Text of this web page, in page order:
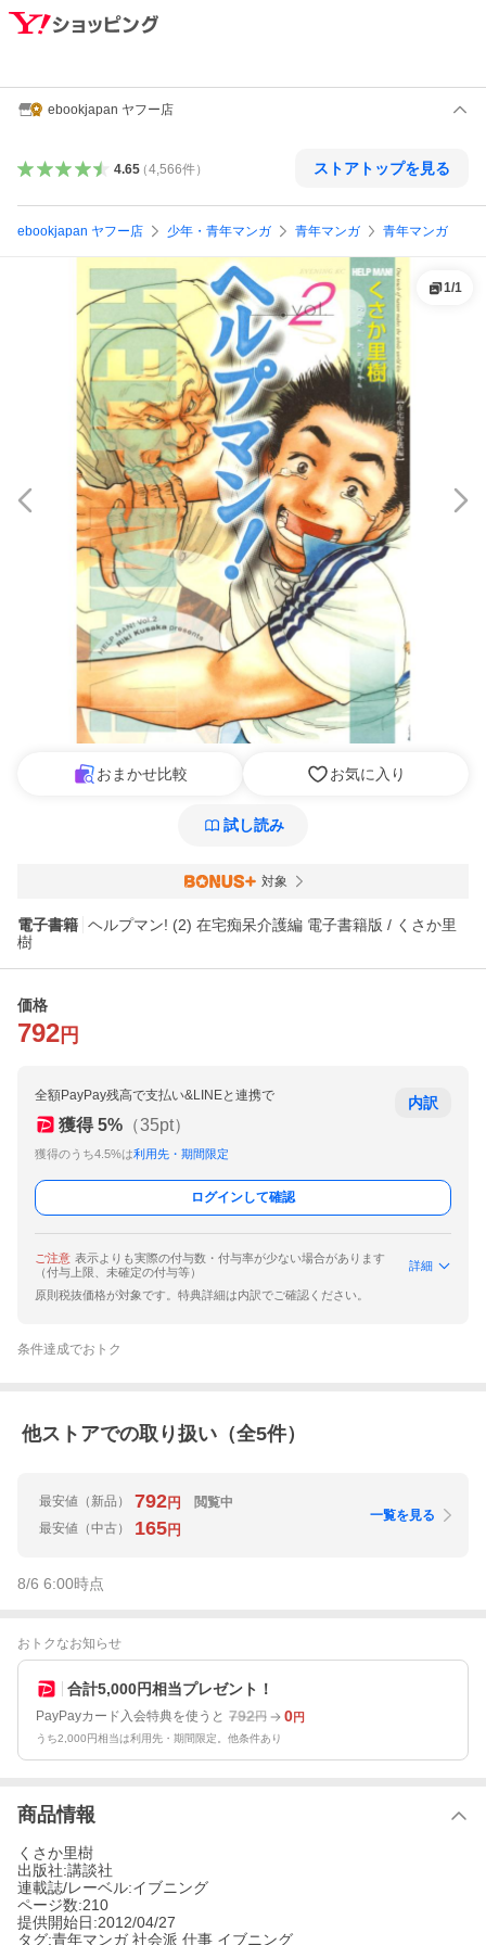
ebookjapan ヤフー店
4.65（4,566件） ストアトップを見る
ebookjapan ヤフー店 少年・青年マンガ 青年マンガ 青年マンガ
1/1
おまかせ比較 お気に入り
試し読み
対象
電子書籍 ヘルプマン! (2) 在宅痴呆介護編 電子書籍版 / くさか里
樹
価格
792 円
全額PayPay残高で支払い&LINEと連携で
獲得 5% （35pt）
獲得のうち4.5%は利用先・期間限定
内訳
ログインして確認
ご注意 表示よりも実際の付与数・付与率が少ない場合があります
（付与上限、未確定の付与等）
詳細
原則税抜価格が対象です。特典詳細は内訳でご確認ください。
条件達成でおトク
他ストアでの取り扱い（全5件）
最安値 （新品） 792円
閲覧中
最安値 （中古） 165円
一覧を見る
8/6 6:00時点
おトクなお知らせ
合計5,000円相当プレゼント！
PayPayカード入会特典を使うと 792円 0円
うち2,000円相当は利用先・期間限定。他条件あり
商品情報
くさか里樹
出版社:講談社
連載誌/レーベル:イブニング
ページ数:210
提供開始日:2012/04/27
タグ:青年マンガ 社会派 仕事 イブニング